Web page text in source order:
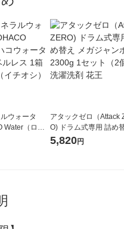
ウォータ
Water（ロハ
2L ラベルレ
アタックゼロ（Attack
O) ドラム式専用 詰め
ガジャンボ 2300g 1セ
5,820円